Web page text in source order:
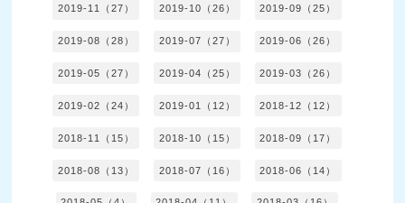
2019-11（27） 2019-10（26） 2019-09（25）
2019-08（28） 2019-07（27） 2019-06（26）
2019-05（27） 2019-04（25） 2019-03（26）
2019-02（24） 2019-01（12） 2018-12（12）
2018-11（15） 2018-10（15） 2018-09（17）
2018-08（13） 2018-07（16） 2018-06（14）